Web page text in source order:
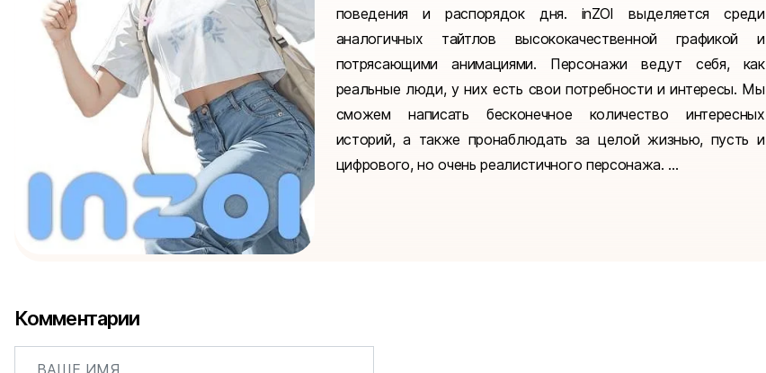
поведения и распорядок дня. inZOI выделяется среди
аналогичных тайтлов высококачественной графикой и
потрясающими анимациями. Персонажи ведут себя, как
реальные люди, у них есть свои потребности и интересы. Мы
сможем написать бесконечное количество интересных
историй, а также пронаблюдать за целой жизнью, пусть и
цифрового, но очень реалистичного персонажа. ...
Комментарии